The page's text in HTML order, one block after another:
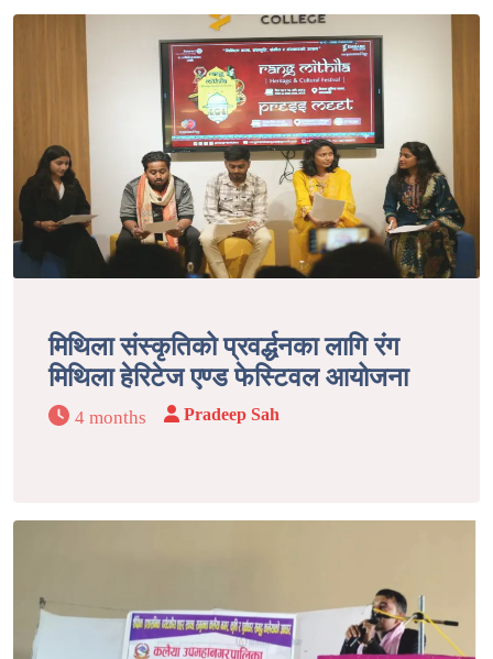
मिथिला संस्कृतिको प्रवर्द्धनका लागि रंग
मिथिला हेरिटेज एण्ड फेस्टिवल आयोजना
4 months Pradeep Sah